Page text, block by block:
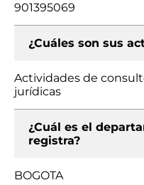
901395069
¿Cuáles son sus
Actividades de
jurídicas
¿Cuál es el
registra?
BOGOTA